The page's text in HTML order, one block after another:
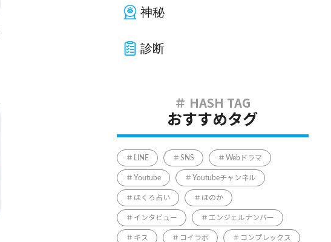
神秘
診断
おすすめタグ
LINE SNS Webドラマ
Youtube Youtubeチャンネル
ほくろ占い ほのか
インタビュー エンジェルナンバー
キス コイラボ コンプレックス